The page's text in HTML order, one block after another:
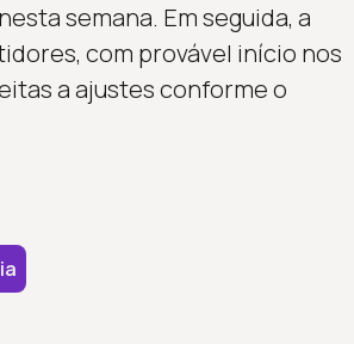
semana. Em seguida, a
com provável início nos
a ajustes conforme o